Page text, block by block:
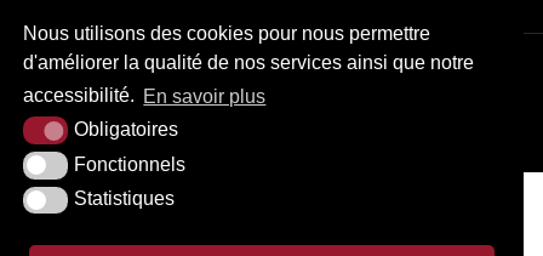
Nous utilisons des cookies pour nous permettre
d'améliorer la qualité de nos services ainsi que notre
accessibilité. En savoir plus
Obligatoires
Fonctionnels
Statistiques
PLAN DU SITE MENTIONS LÉGALES ACCESSIBILITÉ